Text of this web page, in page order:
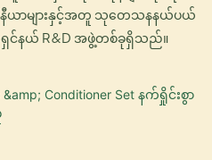
နီယာများနှင့်အတူ သုတေသနနယ်ပယ်
ရှင်နယ် R&D အဖွဲ့တစ်ခုရှိသည်။